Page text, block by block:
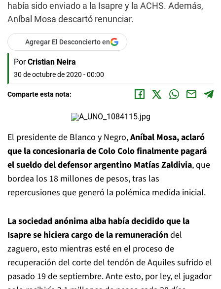
había sido enviado a la Isapre y la ACHS. Además,
Aníbal Mosa descartó renunciar.
Agregar El Desconcierto en
Por Cristian Neira
30 de octubre de 2020 - 00:00
Comparte esta nota:
El presidente de Blanco y Negro,Aníbal Mosa, aclaró
que la concesionaria de Colo Colo finalmente pagará
el sueldo del defensor argentino Matías Zaldivia, que
bordea los 18 millones de pesos, tras las
repercusiones que generó la polémica medida inicial.
La sociedad anónima alba había decidido que la
Isapre se hiciera cargo de la remuneracióndel
zaguero, esto mientras esté en el proceso de
recuperación del corte del tendón de Aquiles sufrido el
pasado 19 de septiembre. Ante esto, por ley, el jugador